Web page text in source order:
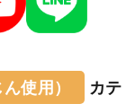
使用）
カテ